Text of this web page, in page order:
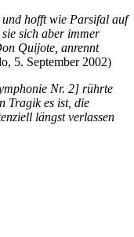
hofft wie Parsifal auf
sich aber immer
Quijote, anrennt
5. September 2002)
Nr. 2] rührte
Tragik es ist, die
längst verlassen